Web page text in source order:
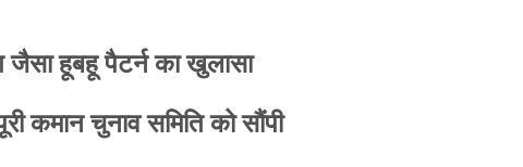
जैसा हूबहू पैटर्न का खुलासा
कमान चुनाव समिति को सौंपी